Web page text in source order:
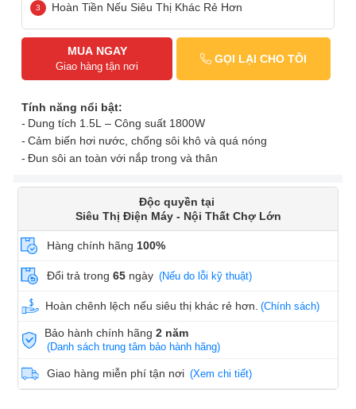
Hoàn Tiền Nếu Siêu Thị Khác Rẻ Hơn
MUA NGAY
Giao hàng tận nơi
GỌI LẠI CHO TÔI
Tính năng nổi bật:
Dung tích 1.5L – Công suất 1800W
Cảm biến hơi nước, chống sôi khô và quá nóng
Đun sôi an toàn với nắp trong và thân
Độc quyền tại
Siêu Thị Điện Máy - Nội Thất Chợ Lớn
Hàng chính hãng 100%
Đổi trả trong 65 ngày (Nếu do lỗi kỹ thuật)
Hoàn chênh lệch nếu siêu thị khác rẻ hơn. (Chính sách)
Bảo hành chính hãng2 năm
(Danh sách trung tâm bảo hành hãng)
Giao hàng miễn phí tận nơi (Xem chi tiết)